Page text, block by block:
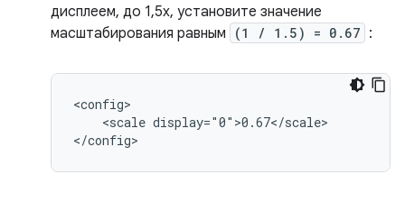
дисплеем, до 1,5x, установите значение
масштабирования равным
(1 / 1.5) = 0.67 :
<scale display="0">0.67</scale>